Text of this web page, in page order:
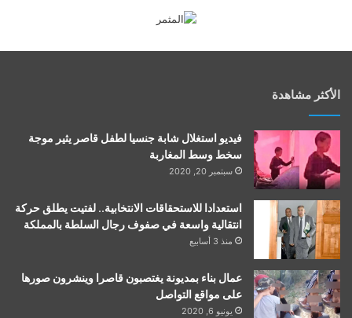
الأكثر مشاهدة
فيديو استغلال شابة جنسيا لطفل قاصر يثير موجة
سخط وسط المغاربة
سبتمبر 20, 2020
استعدادا للاستحقاقات الانتخابية.. لفتيت يطلق حركة
انتقالية واسعة في صفوف رجال السلطة بالمملكة
منذ 3 أسابيع
عمال بناء بمديونة يغتصبون قاصرا وينشرون صورها
على مواقع التواصل
يونيو 6, 2020